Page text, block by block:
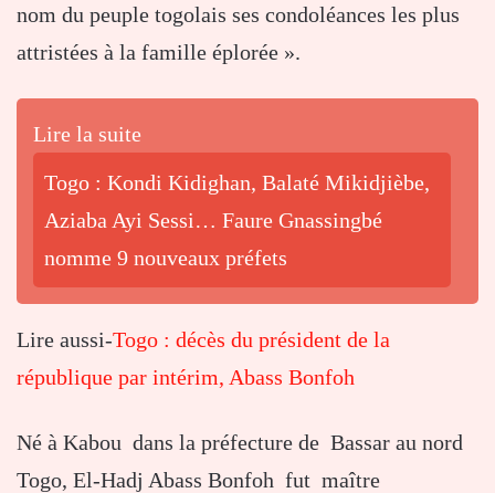
nom du peuple togolais ses condoléances les plus
attristées à la famille éplorée ».
Lire la suite
Togo : Kondi Kidighan, Balaté Mikidjièbe,
Aziaba Ayi Sessi… Faure Gnassingbé
nomme 9 nouveaux préfets
Lire aussi-Togo : décès du président de la
république par intérim, Abass Bonfoh
Né à Kabou dans la préfecture de Bassar au nord
Togo, El-Hadj Abass Bonfoh fut maître